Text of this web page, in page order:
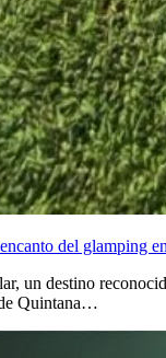
del glamping
un destino
Quintana…